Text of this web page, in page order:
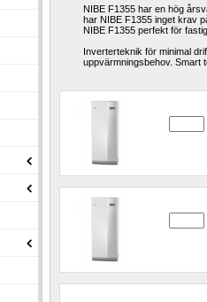
NIBE F1355 har en hög
har NIBE F1355 inget krav
NIBE F1355 perfekt för
Inverterteknik för minimal
uppvärmningsbehov. Smart